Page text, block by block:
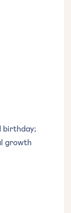
birthday;
growth